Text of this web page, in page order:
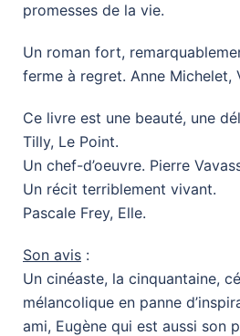
promesses de la vie.
Un roman fort,
ferme à regret. Anne Michelet,
Ce livre est une beauté, une
Tilly, Le Point.
Un chef-d’oeuvre. Pierre
Un récit terriblement vivant.
Pascale Frey, Elle.
Son avis :
Un cinéaste, la cinquantaine,
mélancolique en panne
ami, Eugène qui est aussi son